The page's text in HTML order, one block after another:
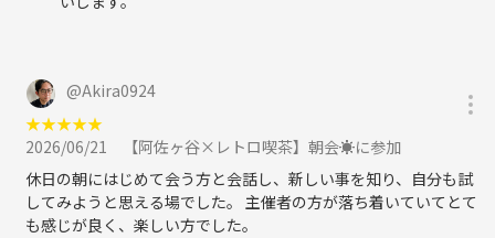
@Akira0924
★★★★★
2026/06/21
【阿佐ヶ谷×レトロ喫茶】朝会☀️に参加
休日の朝にはじめて会う方と会話し、新しい事を知り、自分も試
してみようと思える場でした。 主催者の方が落ち着いていてとて
も感じが良く、楽しい方でした。